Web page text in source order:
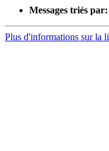
Messages triés par:
Plus d'informations sur la